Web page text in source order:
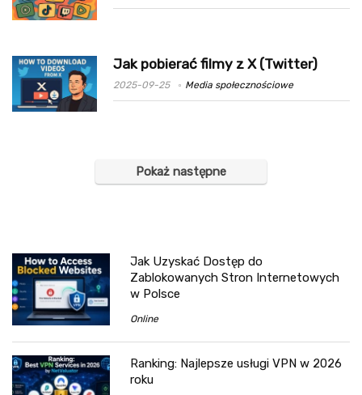
Jak pobierać filmy z X (Twitter)
2025-09-25 Media społecznościowe
Pokaż następne
Jak Uzyskać Dostęp do
Zablokowanych Stron Internetowych
w Polsce
Online
Ranking: Najlepsze usługi VPN w 2026
roku